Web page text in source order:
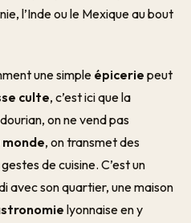
l’Inde ou le Mexique au bout
une simple épicerie peut
culte, c’est ici que la
on ne vend pas
, on transmet des
de cuisine. C’est un
avec son quartier, une maison
lyonnaise en y